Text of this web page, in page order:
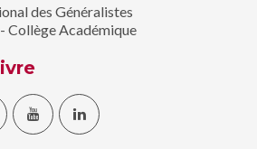
des Généralistes
Collège Académique